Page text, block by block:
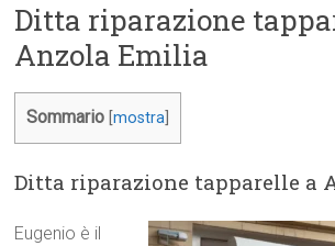
Ditta riparazione
Anzola Emilia
Sommario [mostra
Ditta riparazione tapparelle a
Eugenio è il